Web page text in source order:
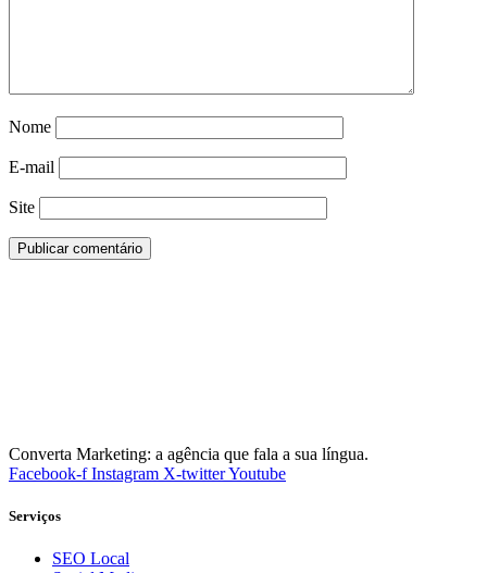
Nome
E-mail
Site
Converta Marketing: a agência que fala a sua língua.
Facebook-f Instagram X-twitterYoutube
Serviços
SEO Local